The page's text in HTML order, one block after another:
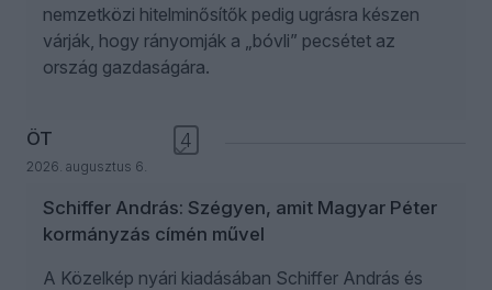
nemzetközi hitelminősítők pedig ugrásra készen
várják, hogy rányomják a „bóvli” pecsétet az
ország gazdaságára.
ÖT
2026. augusztus 6.
4
Schiffer András: Szégyen, amit Magyar Péter
kormányzás címén művel
A Közelkép nyári kiadásában Schiffer András és